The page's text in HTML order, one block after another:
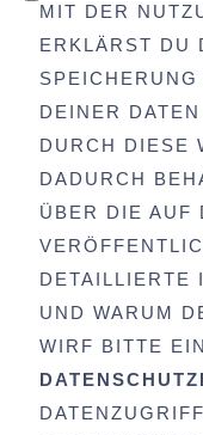
MIT DER
ERKLÄRST DU
DEINER
DURCH DIESE
DADURCH
ÜBER DIE AUF
DETAILLIERTE
UND WARUM
WIRF BITTE